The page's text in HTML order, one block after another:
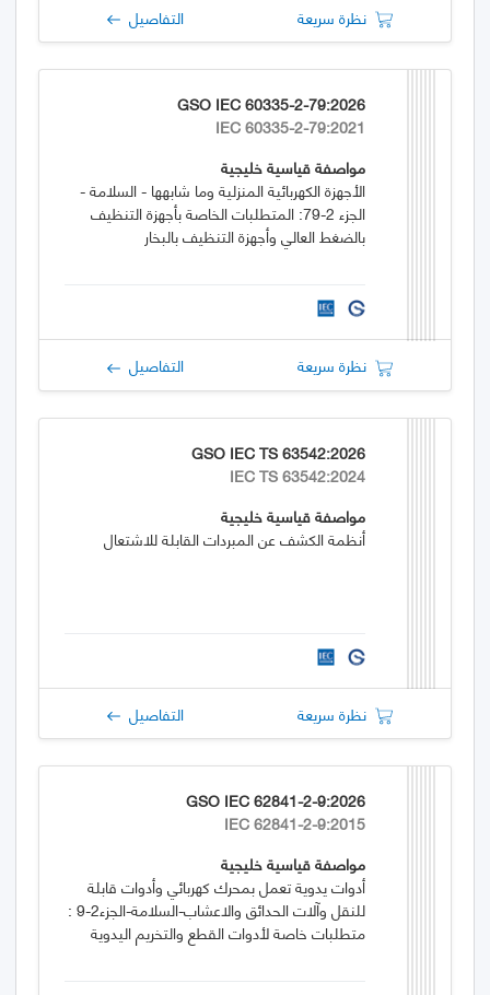
نظرة سريعة التفاصيل
GSO IEC 60335-2-79:2026
IEC 60335-2-79:2021
مواصفة قياسية خليجية
الأجهزة الكهربائية المنزلية وما شابهها - السلامة -
الجزء 2-79: المتطلبات الخاصة بأجهزة التنظيف
بالضغط العالي وأجهزة التنظيف بالبخار
نظرة سريعة التفاصيل
GSO IEC TS 63542:2026
IEC TS 63542:2024
مواصفة قياسية خليجية
أنظمة الكشف عن المبردات القابلة للاشتعال
نظرة سريعة التفاصيل
GSO IEC 62841-2-9:2026
IEC 62841-2-9:2015
مواصفة قياسية خليجية
أدوات يدوية تعمل بمحرك كهربائي وأدوات قابلة
للنقل وآلات الحدائق والاعشاب-السلامة-الجزء2-9 :
متطلبات خاصة لأدوات القطع والتخريم اليدوية